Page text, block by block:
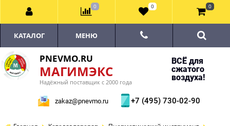
PNEVMO.RU
МАГИМЭКС
Надёжный поставщик с 2000 года
ВСЁ для
сжатого
воздуха!
zakaz@pnevmo.ru +7 (495) 730-02-90
КАТАЛОГ МЕНЮ
0 0 0